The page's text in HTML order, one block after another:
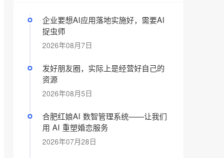
企业要想AI应用落地实施好，需要AI
捉虫师
2026年08月7日
发好朋友圈，实际上是经营好自己的
资源
2026年08月5日
合肥红娘AI 数智管理系统——让我们
用 AI 重塑婚恋服务
2026年07月28日